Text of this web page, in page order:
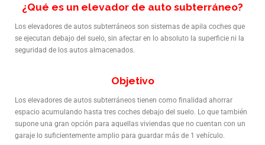
¿Qué es un elevador de auto subterráneo?
Los elevadores de autos subterráneos son sistemas de apila coches que
se ejecutan debajo del suelo, sin afectar en lo absoluto la superficie ni la
seguridad de los autos almacenados.
Objetivo
Los elevadores de autos subterráneos tienen como finalidad ahorrar
espacio acumulando hasta tres coches debajo del suelo. Lo que también
supone una gran opción para aquellas viviendas que no cuentan con un
garaje lo suficientemente amplio para guardar más de 1 vehículo.